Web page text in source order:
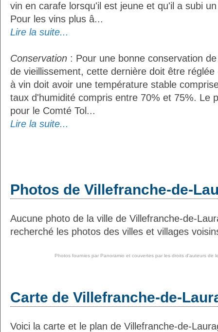
vin en carafe lorsqu'il est jeune et qu'il a subi
Pour les vins plus â...
Lire la suite...
Conservation : Pour une bonne conservation
de vieillissement, cette dernière doit être réglée
à vin doit avoir une température stable
taux d'humidité compris entre 70% et 75%. Le
pour le Comté Tol...
Lire la suite...
Photos de Villefranche-de-
Aucune photo de la ville de Villefranche-de-
recherché les photos des villes et villages
Photos fournies par Panoramio et couvertes par les droits d'auteurs de
Carte de Villefranche-de-
Voici la carte et le plan de Villefranche-de-